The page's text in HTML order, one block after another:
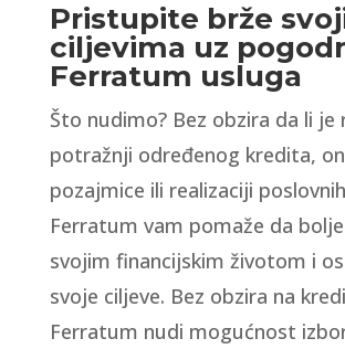
Pristupite brže
ciljevima uz
Ferratum usluga
Što nudimo? Bez obzira da li je
potražnji određenog kredita,
pozajmice ili realizaciji
Ferratum vam pomaže da
svojim financijskim životom i
svoje ciljeve. Bez obzira na
Ferratum nudi mogućnost